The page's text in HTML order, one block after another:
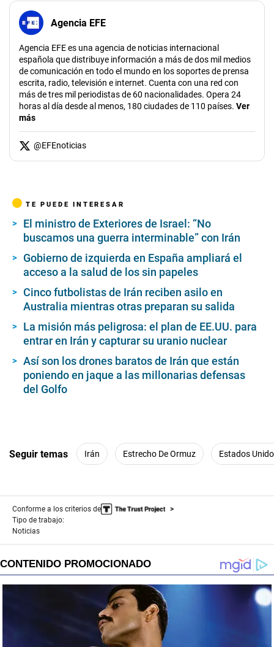
Agencia EFE
Agencia EFE es una agencia de noticias internacional
española que distribuye información a más de dos mil medios
de comunicación en todo el mundo en los soportes de prensa
escrita, radio, televisión e internet. Cuenta con una red con
más de tres mil periodistas de 60 nacionalidades. Opera 24
horas al día desde al menos, 180 ciudades de 110 países. Ver
más
@EFEnoticias
TE PUEDE INTERESAR
El ministro de Exteriores de Israel: “No
buscamos una guerra interminable” con Irán
Gobierno de izquierda en España ampliará el
acceso a la salud de los sin papeles
Cinco futbolistas de Irán reciben asilo en
Australia mientras otras preparan su salida
La misión más peligrosa: el plan de EE.UU. para
entrar en Irán y capturar su uranio nuclear
Así son los drones baratos de Irán que están
poniendo en jaque a las millonarias defensas
del Golfo
Seguir temas Irán Estrecho De Ormuz Estados
Conforme a los criterios de
Tipo de trabajo:
Noticias